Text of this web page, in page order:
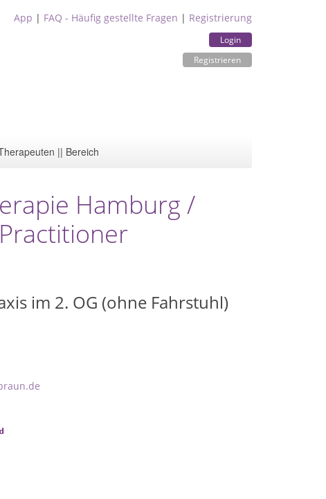
App | FAQ - Häufig gestellte Fragen | Registrierung
Login
Registrieren
|| Bereich
Hamburg /
im 2. OG (ohne Fahrstuhl)